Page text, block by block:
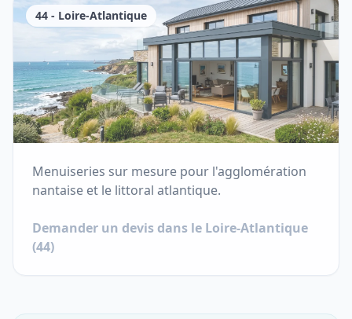
44 - Loire-Atlantique
Menuiseries sur mesure pour l'agglomération
nantaise et le littoral atlantique.
Demander un devis dans le Loire-Atlantique
(44)